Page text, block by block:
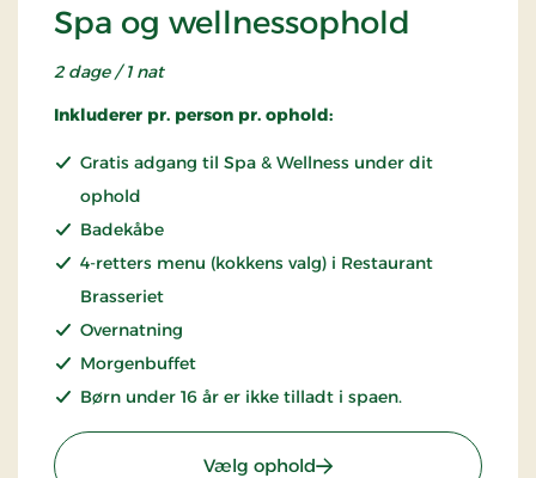
Spa og wellnessophold
2 dage / 1 nat
Inkluderer pr. person pr. ophold:
Gratis adgang til Spa & Wellness under dit
ophold
Badekåbe
4-retters menu (kokkens valg) i Restaurant
Brasseriet
Overnatning
Morgenbuffet
Børn under 16 år er ikke tilladt i spaen.
Vælg ophold: Spa og wellnessophold